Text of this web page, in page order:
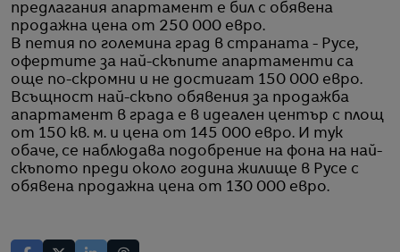
предлагания апартамент е бил с обявена
продажна цена от 250 000 евро.
В петия по големина град в страната - Русе,
офертите за най-скъпите апартаменти са
още по-скромни и не достигат 150 000 евро.
Всъщност най-скъпо обявения за продажба
апартамент в града е в идеален център с площ
от 150 кв. м. и цена от 145 000 евро. И тук
обаче, се наблюдава подобрение на фона на най-
скъпото преди около година жилище в Русе с
обявена продажна цена от 130 000 евро.